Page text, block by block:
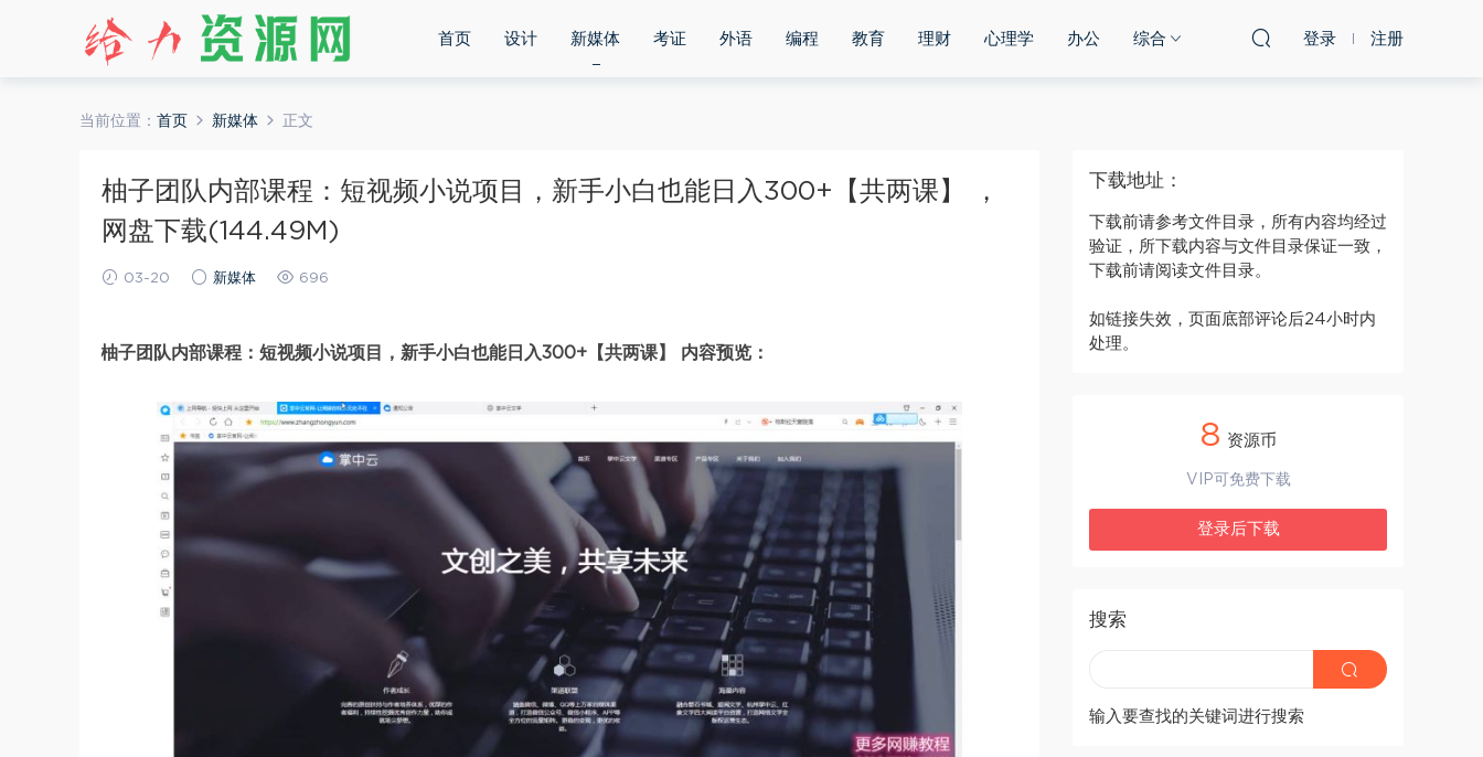
首页 设计 新媒体 考证 外语 编程 教育 理财 心理学 办公 综合 登录 注册
当前位置： 首页 新媒体 正文
柚子团队内部课程：短视频小说项目，新手小白也能日入300+【共两课】 ，
网盘下载(144.49M)
03-20 新媒体 696
柚子团队内部课程：短视频小说项目，新手小白也能日入300+【共两课】 内容预览：
下载地址：
下载前请参考文件目录，所有内容均经过
验证，所下载内容与文件目录保证一致，
下载前请阅读文件目录。
如链接失效，页面底部评论后24小时内
处理。
8 资源币
VIP可免费下载
登录后下载
搜索
输入要查找的关键词进行搜索